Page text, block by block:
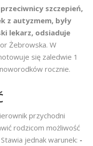
szczepień,
z autyzmem, były
lekarz, odsiaduje
Żebrowska. W
się zaledwie 1
rocznie.
przychodni
rodzicom możliwość
jednak warunek: -